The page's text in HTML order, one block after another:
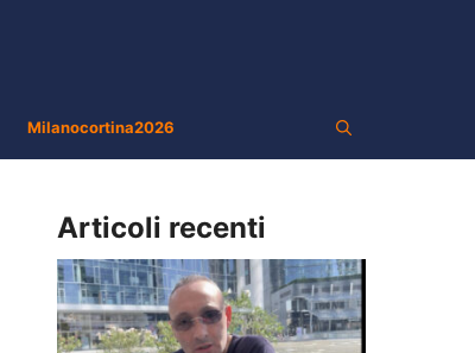
Milanocortina2026
Articoli recenti